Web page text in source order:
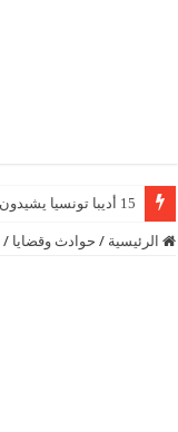
15 أديبا تونسيا يشيدون بتكريم الشاعر علي الدرورة
الرئيسية / حوادث وقضايا /